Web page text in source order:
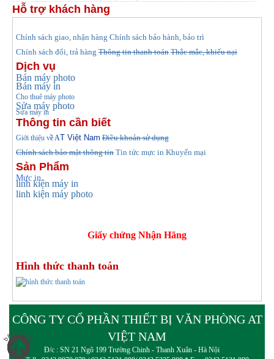
Hỗ trợ khách hàng
Chính sách giao, nhận hàng Chính sách bảo hành, bảo trì
Chính sách đổi, trả hàng Thông tin thanh toán Thắc mắc, khiếu nại
Dịch vụ
Bán máy photo
Bán máy in
Cho thuê máy photo
Sửa máy photo
Sửa máy in
Thông tin cần biết
Giới thiệu về AT Việt Nam Điều khoản sử dụng
Chính sách bảo mật thông tin Tin tức mực in Khuyến mại
Sản Phẩm
Mực in
linh kiện máy in
linh kiện máy photo
Giấy chứng Nhận Hãng
Hình thức thanh toán
CÔNG TY CỔ PHẦN THIẾT BỊ VĂN PHÒNG AT
VIỆT NAM
Đ/c : SN 21 Ngõ 199 Trường Chinh - Thanh Xuân - Hà Nội